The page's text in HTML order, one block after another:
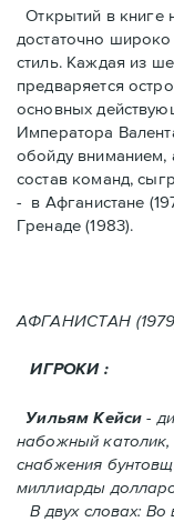
Открытий в книге
достаточно
стиль. Kаждая из
предваряется
основных
Императора
обойду
состав команд,
- в Афганистанe
Гренадe (1983).
ИГРОКИ :
Уильям Кейси -
набожный
снабжения
миллиарды
В двух словах: